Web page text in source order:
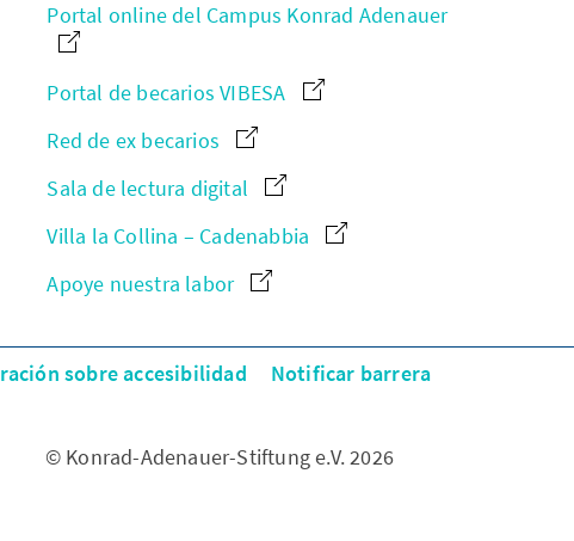
Portal online del Campus Konrad Adenauer
Portal de becarios VIBESA
Red de ex becarios
Sala de lectura digital
Villa la Collina – Cadenabbia
Apoye nuestra labor
sobre accesibilidad
Notificar barrera
© Konrad-Adenauer-Stiftung e.V. 2026